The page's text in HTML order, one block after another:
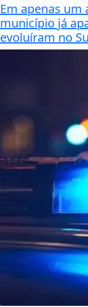
Em apenas um
município já
evoluíram no